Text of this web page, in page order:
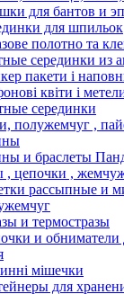
для бантов и
для шпильок
полотно та
серединки из
пакети і
квіти і
серединки
полужемчуг ,
и браслеты
, цепочки ,
рассыпные и
и термостразы
и обниматели
мішечки
для